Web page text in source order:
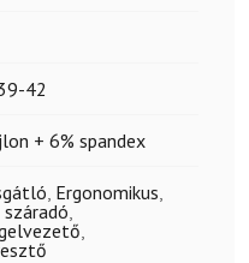
42
+ 6% spandex
, Ergonomikus,
,
,